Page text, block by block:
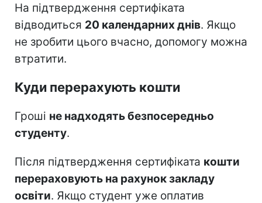
На підтвердження сертифіката
відводиться 20 календарних днів. Якщо
не зробити цього вчасно, допомогу можна
втратити.
Куди перерахують кошти
Гроші не надходять безпосередньо
студенту.
Після підтвердження сертифіката кошти
перераховують на рахунок закладу
освіти. Якщо студент уже оплатив